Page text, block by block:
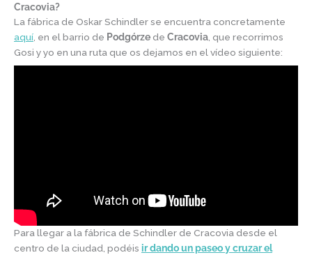
Cracovia?
La fábrica de Oskar Schindler se encuentra concretamente
aquí , en el barrio de Podgórze de Cracovia , que recorrimos
Gosi y yo en una ruta que os dejamos en el vídeo siguiente:
Para llegar a la fábrica de Schindler de Cracovia desde el
centro de la ciudad, podéis ir dando un paseo y cruzar el